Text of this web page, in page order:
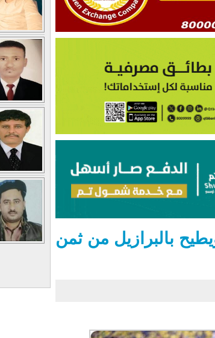
بالبرازيل من ثمن